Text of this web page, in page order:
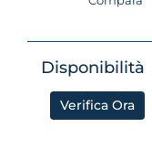
Disponibilità
Verifica Ora